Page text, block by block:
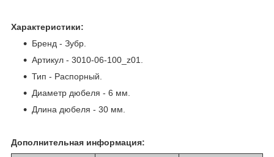
Характеристики:
Бренд - Зубр.
Артикул - 3010-06-100_z01.
Тип - Распорный.
Диаметр дюбеля - 6 мм.
Длина дюбеля - 30 мм.
Дополнительная информация: